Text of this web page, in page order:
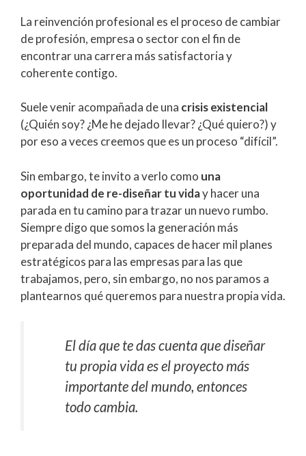
La reinvención profesional es el proceso de cambiar
de profesión, empresa o sector con el fin de
encontrar una carrera más satisfactoria y
coherente contigo.
Suele venir acompañada de una crisis existencial
(¿Quién soy? ¿Me he dejado llevar? ¿Qué quiero?) y
por eso a veces creemos que es un proceso “difícil”.
Sin embargo, te invito a verlo como una
oportunidad de re-diseñar tu viday hacer una
parada en tu camino para trazar un nuevo rumbo.
Siempre digo que somos la generación más
preparada del mundo, capaces de hacer mil planes
estratégicos para las empresas para las que
trabajamos, pero, sin embargo, no nos paramos a
plantearnos qué queremos para nuestra propia vida.
El día que te das cuenta que diseñar
tu propia vida es el proyecto más
importante del mundo, entonces
todo cambia.